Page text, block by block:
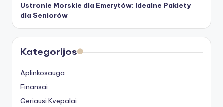
Ustronie Morskie dla Emerytów: Idealne Pakiety
dla Seniorów
Kategorijos
Aplinkosauga
Finansai
Geriausi Kvepalai